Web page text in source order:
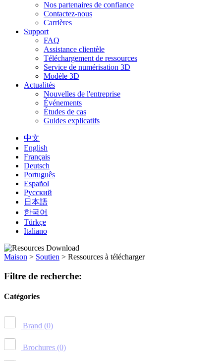
Nos partenaires de confiance
Contactez-nous
Carrières
Support
FAQ
Assistance clientèle
Téléchargement de ressources
Service de numérisation 3D
Modèle 3D
Actualités
Nouvelles de l'entreprise
Événements
Études de cas
Guides explicatifs
中文
English
Français
Deutsch
Português
Español
Русский
日本語
한국어
Türkçe
Italiano
Maison > Soutien > Ressources à télécharger
Filtre de recherche:
Catégories
Brand (0)
Brochures (0)